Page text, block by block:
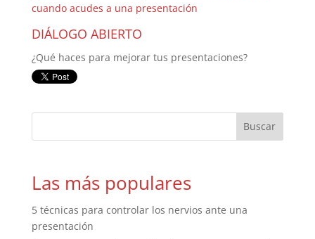
cuando acudes a una presentación
DIÁLOGO ABIERTO
¿Qué haces para mejorar tus presentaciones?
Las más populares
5 técnicas para controlar los nervios ante una
presentación